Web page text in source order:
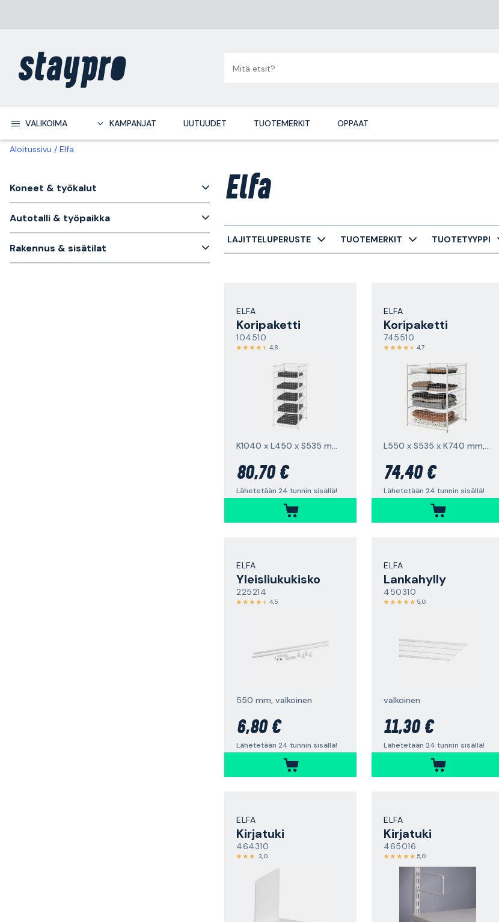
VALIKOIMA KAMPANJAT UUTUUDET TUOTEMERKIT OPPAAT
Aloitussivu Elfa
Koneet & työkalut
Autotalli & työpaikka
Rakennus & sisätilat
Elfa
LAJITTELUPERUSTE TUOTEMERKIT TUOTETYYPPI
ELFA
Koripaketti
104510
4,8
K1040 x L450 x S535 mm, valkoinen
80,70 €
Lähetetään 24 tunnin sisällä!
ELFA
Koripaketti
745510
4,7
L550 x S535 x K740 mm, valkoinen
74,40 €
Lähetetään 24 tunnin sisällä!
ELFA
Yleisliukukisko
225214
4,5
550 mm, valkoinen
6,80 €
Lähetetään 24 tunnin sisällä!
ELFA
Lankahylly
450310
5,0
valkoinen
11,30 €
Lähetetään 24 tunnin sisällä!
ELFA
Kirjatuki
464310
3,0
ELFA
Kirjatuki
465016
5,0